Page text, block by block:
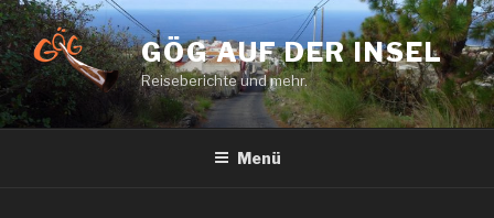
Zum
Inhalt
springen
GÖG AUF DER INSEL
Reiseberichte und mehr.
Menü